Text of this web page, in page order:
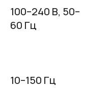
100–240 В, 50–
60 Гц
10–150 Гц